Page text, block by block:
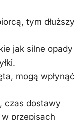
tym dłuższy
jak silne opady
mogą wpłynąć
czas dostawy
przepisach